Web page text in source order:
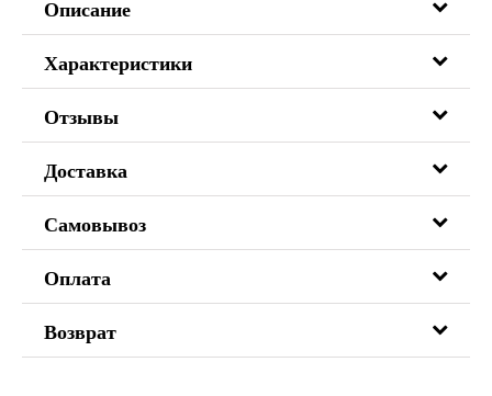
Описание
Характеристики
Отзывы
Доставка
Самовывоз
Оплата
Возврат